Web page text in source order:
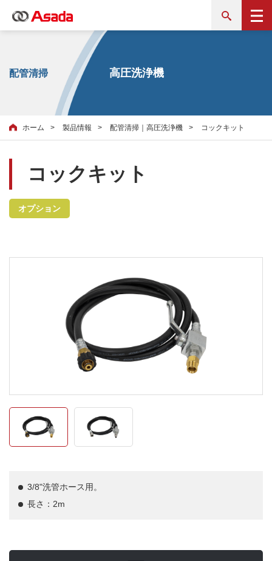
配管清掃 高圧洗浄機
ホーム 製品情報 配管清掃｜高圧洗浄機 コックキット
コックキット
オプション
3/8"洗管ホース用。
長さ：2m